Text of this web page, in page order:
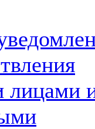
лицами